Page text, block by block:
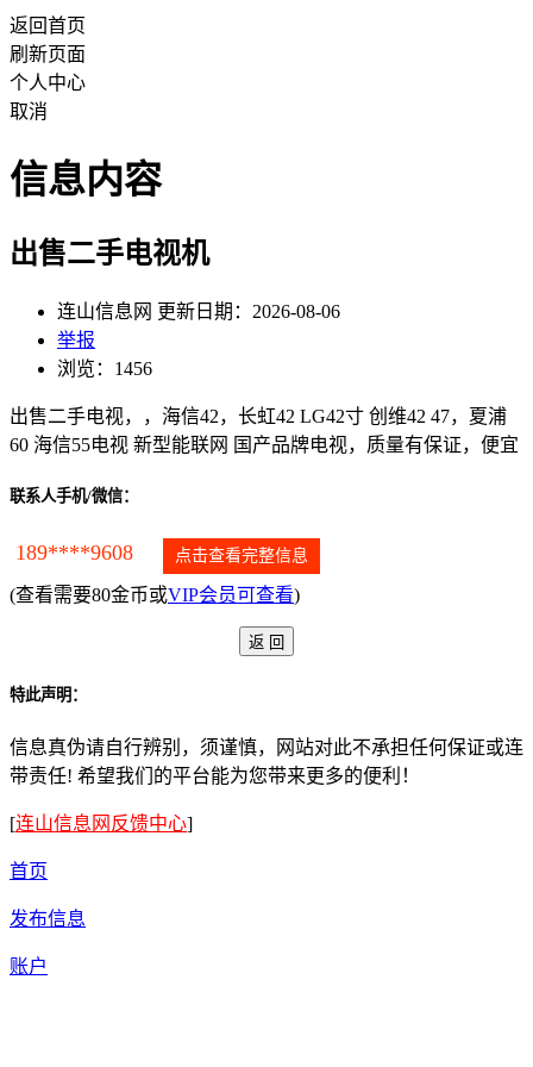
返回首页
刷新页面
个人中心
取消
信息内容
出售二手电视机
连山信息网 更新日期：2026-08-06
举报
浏览：1456
出售二手电视，，海信42，长虹42 LG42寸 创维42 47，夏浦
60 海信55电视 新型能联网 国产品牌电视，质量有保证，便宜
联系人手机/微信：
189****9608 点击查看完整信息
(查看需要80金币或VIP会员可查看)
特此声明：
信息真伪请自行辨别，须谨慎，网站对此不承担任何保证或连
带责任! 希望我们的平台能为您带来更多的便利！
[连山信息网反馈中心]
首页
发布信息
账户